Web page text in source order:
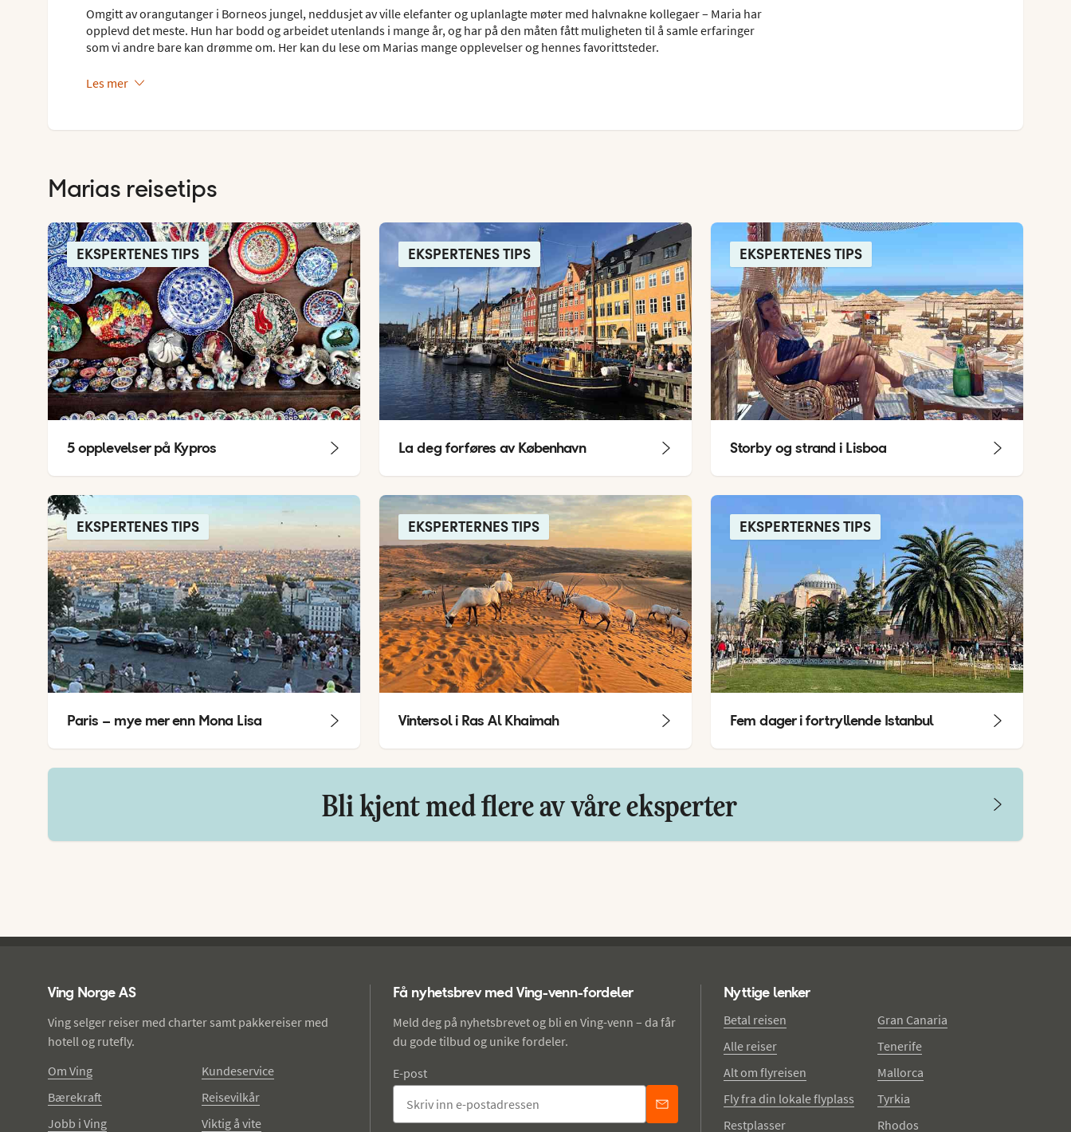
Omgitt av orangutanger i Borneos jungel, neddusjet av ville elefanter og uplanlagte møter med halvnakne kollegaer – Maria har
opplevd det meste. Hun har bodd og arbeidet utenlands i mange år, og har på den måten fått muligheten til å samle erfaringer
som vi andre bare kan drømme om. Her kan du lese om Marias mange opplevelser og hennes favorittsteder.
Les mer
Marias reisetips
EKSPERTENES TIPS
5 opplevelser på Kypros
EKSPERTENES TIPS
La deg forføres av København
EKSPERTENES TIPS
Storby og strand i Lisboa
EKSPERTENES TIPS
Paris – mye mer enn Mona Lisa
EKSPERTERNES TIPS
Vintersol i Ras Al Khaimah
EKSPERTERNES TIPS
Fem dager i fortryllende Istanbul
Bli kjent med flere av våre eksperter
Ving Norge AS
Ving selger reiser med charter samt pakkereiser med
hotell og rutefly.
Om Ving
Bærekraft
Jobb i Ving
Kundeservice
Reisevilkår
Viktig å vite
Få nyhetsbrev med Ving-venn-fordeler
Meld deg på nyhetsbrevet og bli en Ving-venn – da får
du gode tilbud og unike fordeler.
E-post
Nyttige lenker
Betal reisen
Alle reiser
Alt om flyreisen
Fly fra din lokale flyplass
Restplasser
Gran Canaria
Tenerife
Mallorca
Tyrkia
Rhodos